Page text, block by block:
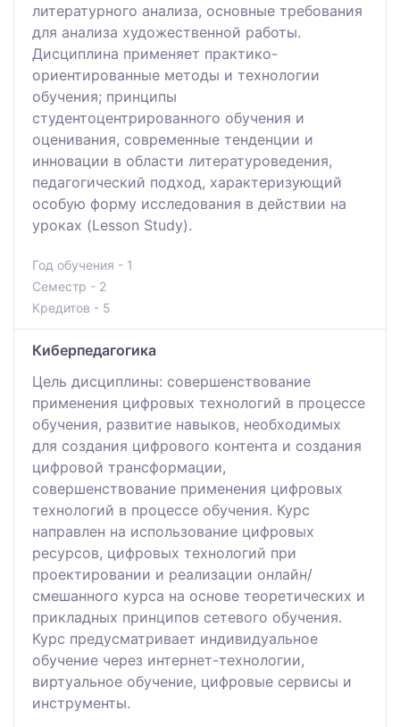
литературного анализа, основные требования
для анализа художественной работы.
Дисциплина применяет практико-
ориентированные методы и технологии
обучения; принципы
студентоцентрированного обучения и
оценивания, современные тенденции и
инновации в области литературоведения,
педагогический подход, характеризующий
особую форму исследования в действии на
уроках (Lesson Study).
Год обучения - 1
Семестр - 2
Кредитов - 5
Киберпедагогика
Цель дисциплины: совершенствование
применения цифровых технологий в процессе
обучения, развитие навыков, необходимых
для создания цифрового контента и создания
цифровой трансформации,
совершенствование применения цифровых
технологий в процессе обучения. Курс
направлен на использование цифровых
ресурсов, цифровых технологий при
проектировании и реализации онлайн/
смешанного курса на основе теоретических и
прикладных принципов сетевого обучения.
Курс предусматривает индивидуальное
обучение через интернет-технологии,
виртуальное обучение, цифровые сервисы и
инструменты.